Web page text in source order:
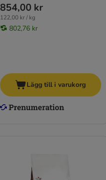
854,00 kr
122,00 kr / kg
802,76 kr
Lägg till i varukorg